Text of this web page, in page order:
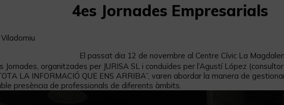
4es Jornades Empresarials
El passat dia 12 de novembre al Centre Cívic La
Jornades, organitzades per JURISA SL i conduïdes per l’Agustí López
LA INFORMACIÓ QUE ENS ARRIBA”, varen abordar la manera de
presència de professionals de diferents àmbits.